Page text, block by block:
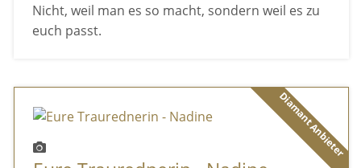
Nicht, weil man es so macht, sondern weil es zu
euch passt.
Diamant Anbieter